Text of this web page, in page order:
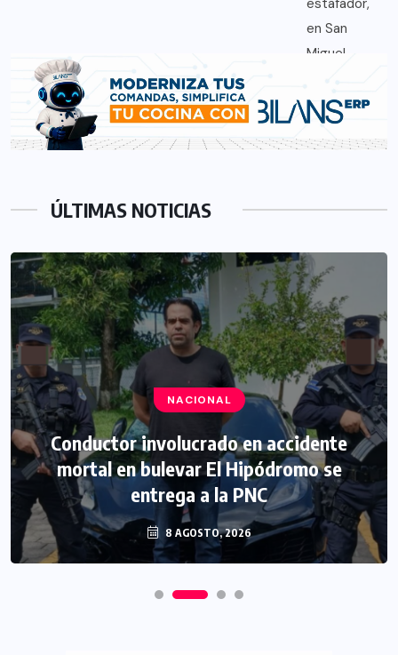
ÚLTIMAS NOTICIAS
NACIONAL
Conductor involucrado en accidente
mortal en bulevar El Hipódromo se
entrega a la PNC
8 AGOSTO, 2026